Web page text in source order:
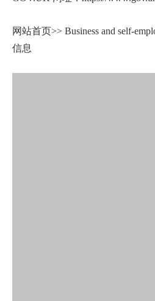
网站首页>> Business and self-
信息